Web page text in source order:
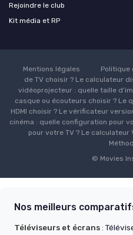
Rejoindre le club
Kit média et RP
Mentions légales Politique
de TV choisir ? Le calculateur
vidéoprojecteur : quelle taille
casque ou écouteurs choisir ? Le
HDMI choisir ? Le vérificateur
cinéma : quelle configuration pour
pour votre TV ? Le calculateur
© Movies
Nos meilleurs
Téléviseurs et écrans: